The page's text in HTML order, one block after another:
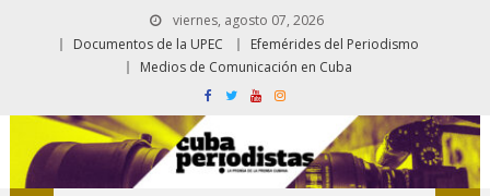
viernes, agosto 07, 2026
Documentos de la UPEC
Efemérides del Periodismo
Medios de Comunicación en Cuba